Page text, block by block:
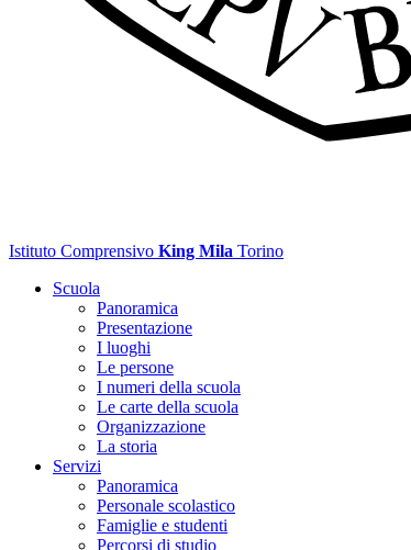
Istituto Comprensivo King Mila Torino
Scuola
Panoramica
Presentazione
I luoghi
Le persone
I numeri della scuola
Le carte della scuola
Organizzazione
La storia
Servizi
Panoramica
Personale scolastico
Famiglie e studenti
Percorsi di studio